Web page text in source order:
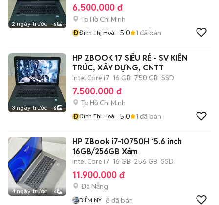
2 ngày trước 6
6.500.000 đ
Tp Hồ Chí Minh
ĐĐinh Thị Hoài 5.0 1 đã bán
3 ngày trước 6
HP ZBOOK 17 SIÊU RẺ - SV KIẾN
TRÚC, XÂY DỰNG, CNTT
Intel Core i7 16 GB 750 GB SSD
7.500.000 đ
Tp Hồ Chí Minh
ĐĐinh Thị Hoài 5.0 1 đã bán
4 ngày trước 4
HP ZBook i7-10750H 15.6 inch
16GB/256GB Xám
Intel Core i7 16 GB 256 GB SSD
11.900.000 đ
Đà Nẵng
DIỄM NY 8 đã bán